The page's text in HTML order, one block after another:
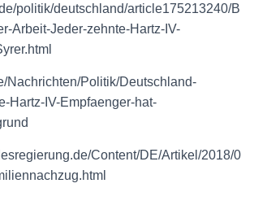
politik/deutschland/article175213240/B
Arbeit-Jeder-zehnte-Hartz-IV-
Nachrichten/Politik/Deutschland-
Hartz-IV-Empfaenger-hat-
Content/DE/Artikel/2018/0